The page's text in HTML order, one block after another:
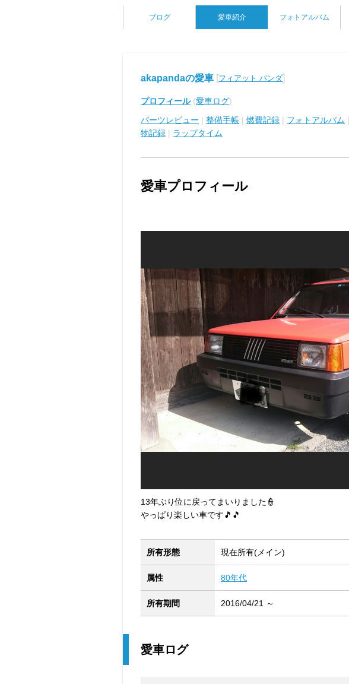
ブログ 愛車紹介 フォトアルバム
akapandaの愛車 [フィアット パンダ]
プロフィール(愛車ログ)
パーツレビュー | 整備手帳 | 燃費記録 | フォトアルバム |
物記録 | ラップタイム
愛車プロフィール
13年ぶり位に戻ってまいりました👮
やっぱり楽しい車です🎵🎵
所有形態 現在所有(メイン)
属性 80年代
所有期間 2016/04/21 ～
愛車ログ